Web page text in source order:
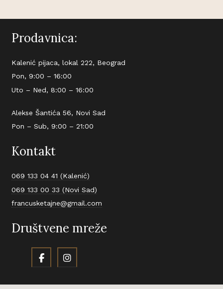
Prodavnica:
Kalenić pijaca, lokal 222, Beograd
Pon, 9:00 – 16:00
Uto – Ned, 8:00 – 16:00
Alekse Šantića 56, Novi Sad
Pon – Sub, 9:00 – 21:00
Kontakt
069 133 04 41 (Kalenić)
069 133 00 33 (Novi Sad)
francusketajne@gmail.com
Društvene mreže